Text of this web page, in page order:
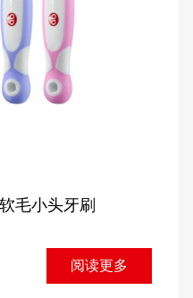
毛小头牙刷
阅读更多